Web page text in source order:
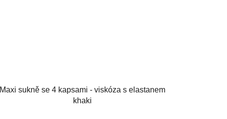
Maxi sukně se 4 kapsami - viskóza s elastanem
khaki